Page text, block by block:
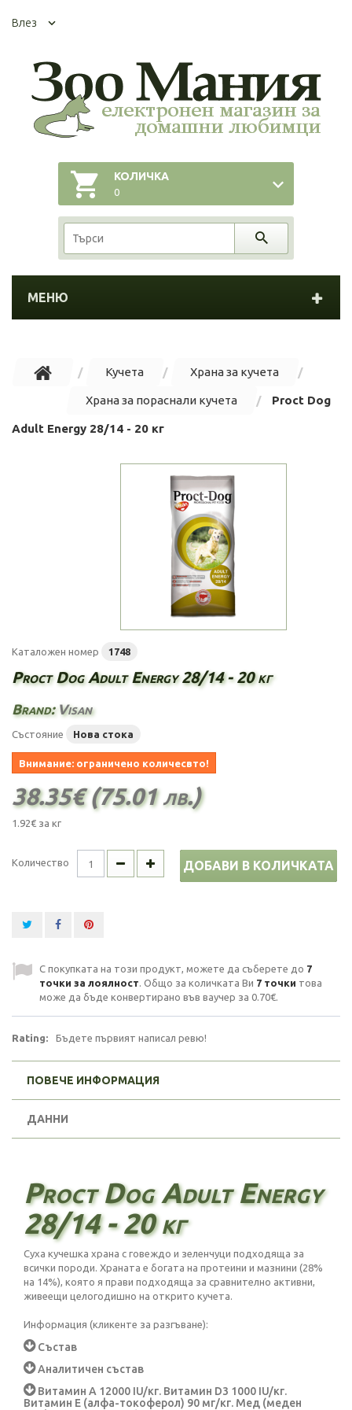
Влез
КОЛИЧКА
0
МЕНЮ
Кучета Храна за кучета
Храна за пораснали кучета Proct Dog
Adult Energy 28/14 - 20 кг
Каталожен номер 1748
Proct Dog Adult Energy 28/14 - 20 кг
Brand: Visan
Състояние Нова стока
Внимание: ограничено количесвто!
38.35€ (75.01 лв.)
1.92€ за кг
Количество ДОБАВИ В КОЛИЧКАТА
С покупката на този продукт, можете да съберете до 7
точки за лоялност. Общо за количката Ви 7 точки това
може да бъде конвертирано във ваучер за 0.70€.
Rating: Бъдете първият написал ревю!
ПОВЕЧЕ ИНФОРМАЦИЯ
ДАННИ
Proct Dog Adult Energy
28/14 - 20 кг
Суха кучешка храна с говеждо и зеленчуци подходяща за
всички породи. Храната е богата на протеини и мазнини (28%
на 14%), която я прави подходяща за сравнително активни,
живеещи целогодишно на открито кучета.
Информация (кликенте за разгъване):
Състав
Аналитичен състав
Витамин А 12000 IU/кг. Витамин D3 1000 IU/кг.
Витамин Е (алфа-токоферол) 90 мг/кг. Мед (меден